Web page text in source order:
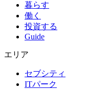
暮らす
働く
投資する
Guide
エリア
セブシティ
ITパーク